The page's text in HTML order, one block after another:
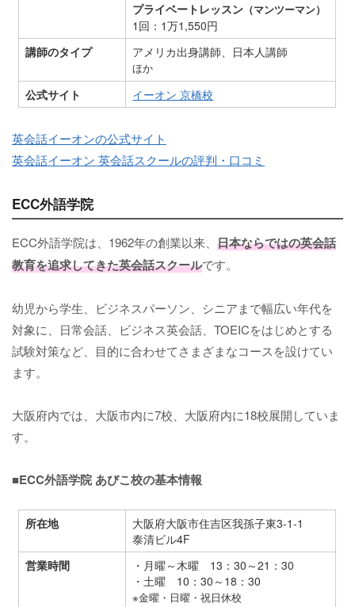
プライベートレッスン （マンツーマン）
1回：1万1,550円
講師のタイプ
アメリカ出身講師、日本人講師
ほか
公式サイト イーオン 京橋校
英会話イーオンの公式サイト
英会話イーオン 英会話スクールの評判・口コミ
ECC外語学院
ECC外語学院は、1962年の創業以来、 日本ならではの英会話
教育を追求してきた英会話スクールです。
幼児から学生、ビジネスパーソン、シニアまで幅広い年代を
対象に、日常会話、ビジネス英会話、TOEICをはじめとする
試験対策など、目的に合わせてさまざまなコースを設けてい
ます。
大阪府内では、大阪市内に7校、大阪府内に18校展開していま
す。
■ECC外語学院 あびこ校の基本情報
所在地
大阪府大阪市住吉区我孫子東3-1-1
泰清ビル4F
営業時間
・月曜～木曜 13：30～21：30
・土曜 10：30～18：30
※金曜・日曜・祝日休校